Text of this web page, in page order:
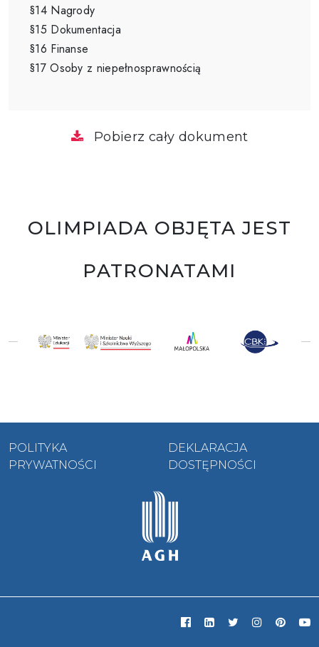
§14 Nagrody
§15 Dokumentacja
§16 Finanse
§17 Osoby z niepełnosprawnością
Pobierz cały dokument
OLIMPIADA OBJĘTA JEST
PATRONATAMI
POLITYKA
PRYWATNOŚCI
DEKLARACJA
DOSTĘPNOŚCI